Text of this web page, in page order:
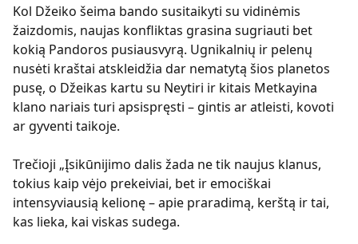
Kol Džeiko šeima bando susitaikyti su vidinėmis
žaizdomis, naujas konfliktas grasina sugriauti bet
kokią Pandoros pusiausvyrą. Ugnikalnių ir pelenų
nusėti kraštai atskleidžia dar nematytą šios planetos
pusę, o Džeikas kartu su Neytiri ir kitais Metkayina
klano nariais turi apsispręsti – gintis ar atleisti, kovoti
ar gyventi taikoje.
Trečioji „Įsikūnijimo dalis žada ne tik naujus klanus,
tokius kaip vėjo prekeiviai, bet ir emociškai
intensyviausią kelionę – apie praradimą, kerštą ir tai,
kas lieka, kai viskas sudega.